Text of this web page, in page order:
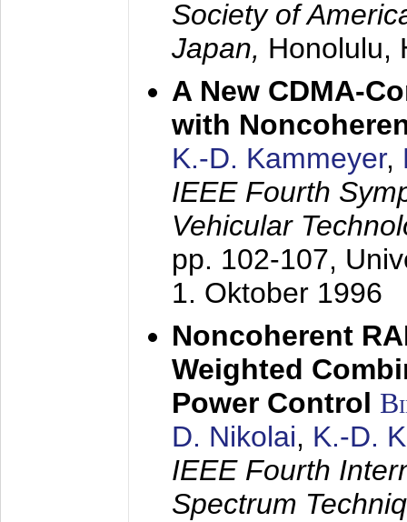
Society of
Japan, Honolulu,
A New CDMA-
with
K.-D. Kammeyer,
IEEE Fourth
Vehicular
pp. 102-107,
1. Oktober 1996
Noncoherent
Weighted
Power Control
D. Nikolai, K.-D.
IEEE Fourth
Spectrum